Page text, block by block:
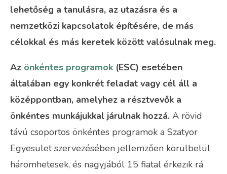
lehetőség a tanulásra, az utazásra és a
nemzetközi kapcsolatok építésére, de más
célokkal és más keretek között valósulnak meg.
Az önkéntes programok (ESC) esetében
általában egy konkrét feladat vagy cél áll a
középpontban, amelyhez a résztvevők a
önkéntes munkájukkal járulnak hozzá. A rövid
távú csoportos önkéntes programok a Szatyor
Egyesület szervezésében jellemzően körülbelül
háromhetesek, és nagyjából 15 fiatal érkezik rá